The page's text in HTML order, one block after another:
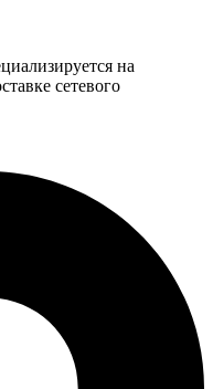
на
сетевого